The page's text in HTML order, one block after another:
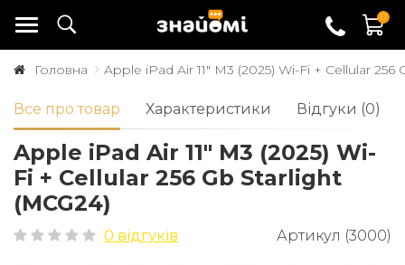
0
Головна Apple iPad Air 11" M3 (2025) Wi-Fi + Cellular 256
Все про товар Характеристики Відгуки (0)
Apple iPad Air 11" M3 (2025) Wi-
Fi + Cellular 256 Gb Starlight
(MCG24)
0 відгуків Артикул (3000)